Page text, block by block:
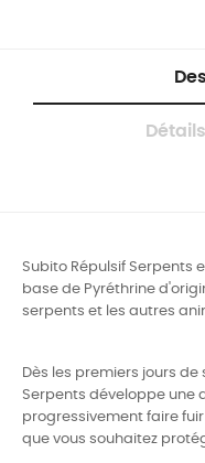
Subito Répulsif Serpents
base de Pyréthrine
serpents et les autres
Dès les premiers jours
Serpents développe une
progressivement faire
que vous souhaitez